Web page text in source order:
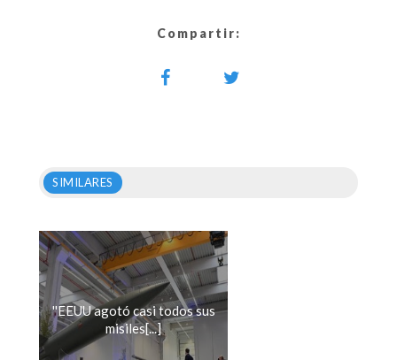
Compartir:
SIMILARES
''EEUU agotó casi todos sus
misiles[...]